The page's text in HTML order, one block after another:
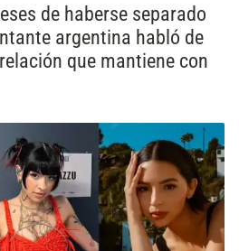
de haberse separado
argentina habló de
que mantiene con